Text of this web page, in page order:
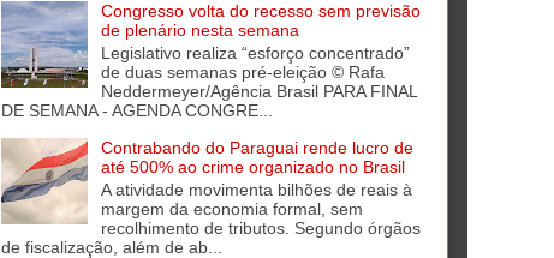
Congresso volta do recesso sem previsão
de plenário nesta semana
Legislativo realiza “esforço concentrado”
de duas semanas pré-eleição © Rafa
Neddermeyer/Agência Brasil PARA FINAL
DE SEMANA - AGENDA CONGRE...
Contrabando do Paraguai rende lucro de
até 500% ao crime organizado no Brasil
A atividade movimenta bilhões de reais à
margem da economia formal, sem
recolhimento de tributos. Segundo órgãos
de fiscalização, além de ab...